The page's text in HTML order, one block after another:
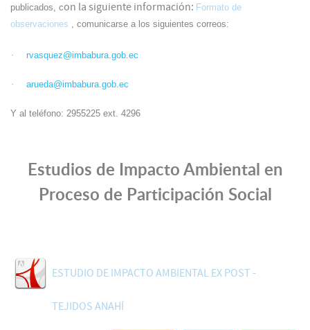
publicados, con la siguiente información: Formato de
observaciones , comunicarse a los siguientes correos:
· rvasquez@imbabura.gob.ec
· arueda@imbabura.gob.ec
Y al teléfono: 2955225 ext. 4296
Estudios de Impacto Ambiental en
Proceso de Participación Social
ESTUDIO DE IMPACTO AMBIENTAL EX POST -
TEJIDOS ANAHÍ